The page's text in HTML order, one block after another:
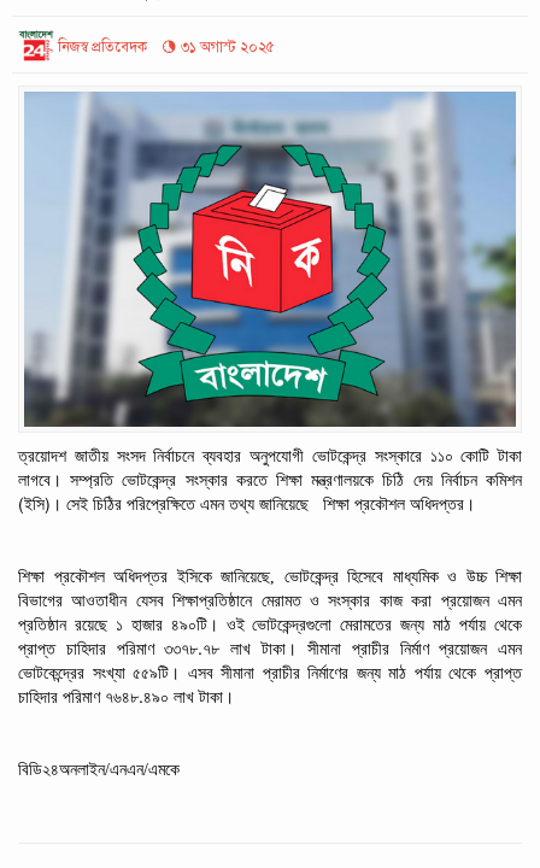
নিজস্ব প্রতিবেদক ৩১ অগাস্ট ২০২৫
ত্রয়োদশ জাতীয় সংসদ নির্বাচনে ব্যবহার অনুপযোগী ভোটকেন্দ্র সংস্কারে ১১০ কোটি টাকা
লাগবে। সম্প্রতি ভোটকেন্দ্র সংস্কার করতে শিক্ষা মন্ত্রণালয়কে চিঠি দেয় নির্বাচন কমিশন
(ইসি) । সেই চিঠির পরিপ্রেক্ষিতে এমন তথ্য জানিয়েছে শিক্ষা প্রকৌশল অধিদপ্তর।
শিক্ষা প্রকৌশল অধিদপ্তর ইসিকে জানিয়েছে, ভোটকেন্দ্র হিসেবে মাধ্যমিক ও উচ্চ শিক্ষা
বিভাগের আওতাধীন যেসব শিক্ষাপ্রতিষ্ঠানে মেরামত ও সংস্কার কাজ করা প্রয়োজন এমন
প্রতিষ্ঠান রয়েছে ১ হাজার ৪৯০টি। ওই ভোটকেন্দ্রগুলো মেরামতের জন্য মাঠ পর্যায় থেকে
প্রাপ্ত চাহিদার পরিমাণ ৩৩৭৮.৭৮ লাখ টাকা। সীমানা প্রাচীর নির্মাণ প্রয়োজন এমন
ভোটকেন্দ্রের সংখ্যা ৫৫৯টি। এসব সীমানা প্রাচীর নির্মাণের জন্য মাঠ পর্যায় থেকে প্রাপ্ত
চাহিদার পরিমাণ ৭৬৪৮.৪৯০ লাখ টাকা।
বিডি২৪অনলাইন/এনএন/এমকে